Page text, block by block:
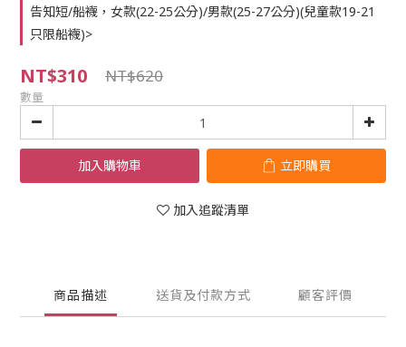
告知短/船襪，女款(22-25公分)/男款(25-27公分)(兒童款19-21
只限船襪)>
NT$310 NT$620
數量
加入購物車 立即購買
加入追蹤清單
商品描述 送貨及付款方式 顧客評價